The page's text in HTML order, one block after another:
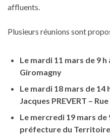
affluents.
Plusieurs réunions sont
Le mardi 11 mars de 9 h
Giromagny
Le mardi 18 mars de 14
Jacques PREVERT –
Le mercredi 19 mars de
préfecture du